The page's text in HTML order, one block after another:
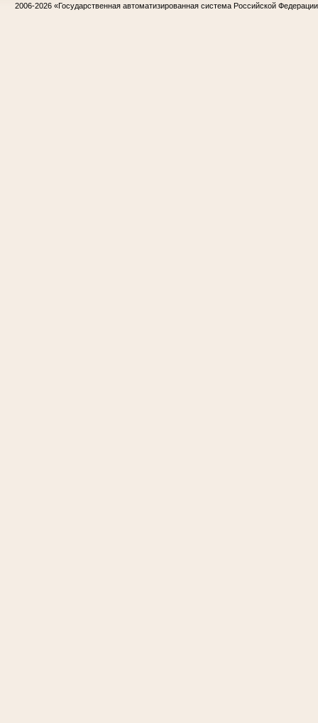
2006-2026 «Государственная автоматизированная система Российской